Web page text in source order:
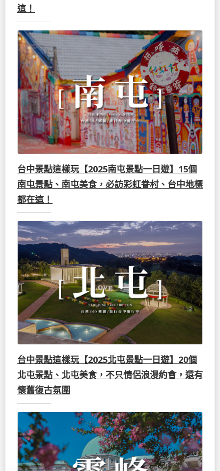
這！
台中景點這樣玩【2025南屯景點一日遊】15個
南屯景點、南屯美食，必訪彩虹眷村、台中地標
都在這！
台中景點這樣玩【2025北屯景點一日遊】20個
北屯景點、北屯美食，不只情侶浪漫約會，還有
懷舊復古氛圍